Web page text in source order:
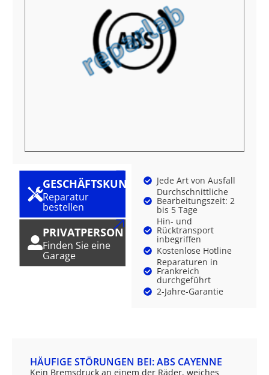
GESCHÄFTSKUNDE
Reparatur
bestellen
PRIVATPERSON
Finden Sie eine
Garage
Jede Art von Ausfall
Durchschnittliche
Bearbeitungszeit: 2
bis 5 Tage
Hin- und
Rücktransport
inbegriffen
Kostenlose Hotline
Reparaturen in
Frankreich
durchgeführt
2-Jahre-Garantie
HÄUFIGE STÖRUNGEN BEI: ABS CAYENNE
Kein Bremsdruck an einem der Räder, weiches